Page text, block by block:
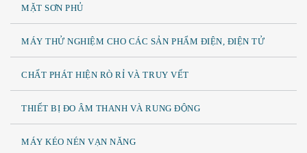
MẶT SƠN PHỦ
MÁY THỬ NGHIỆM CHO CÁC SẢN PHẨM ĐIỆN, ĐIỆN TỬ
CHẤT PHÁT HIỆN RÒ RỈ VÀ TRUY VẾT
THIẾT BỊ ĐO ÂM THANH VÀ RUNG ĐỘNG
MÁY KÉO NÉN VẠN NĂNG